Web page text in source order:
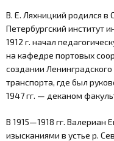
НАПРАВЛЕНИЯ
Создание
моделей
проектов
В. Е. Ляхницкий родился в
Петербургский институт
1912 г. начал
на кафедре портовых
создании
транспорта, где был
1947 гг. — деканом
В 1915—1918 гг. Валериан
изысканиями в устье р.